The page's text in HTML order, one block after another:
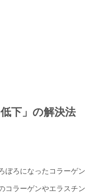
下」の解決法
ぼろになったコラーゲン
コラーゲンやエラスチン